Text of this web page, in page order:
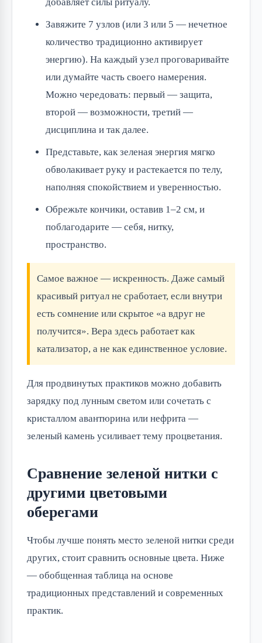
Завяжите 7 узлов (или 3 или 5 — нечетное
количество традиционно активирует
энергию). На каждый узел проговаривайте
или думайте часть своего намерения.
Можно чередовать: первый — защита,
второй — возможности, третий —
дисциплина и так далее.
Представьте, как зеленая энергия мягко
обволакивает руку и растекается по телу,
наполняя спокойствием и уверенностью.
Обрежьте кончики, оставив 1–2 см, и
поблагодарите — себя, нитку,
пространство.
Самое важное — искренность. Даже самый
красивый ритуал не сработает, если внутри
есть сомнение или скрытое «а вдруг не
получится». Вера здесь работает как
катализатор, а не как единственное условие.
Для продвинутых практиков можно добавить
зарядку под лунным светом или сочетать с
кристаллом авантюрина или нефрита —
зеленый камень усиливает тему процветания.
Сравнение зеленой нитки с
другими цветовыми
оберегами
Чтобы лучше понять место зеленой нитки среди
других, стоит сравнить основные цвета. Ниже
— обобщенная таблица на основе
традиционных представлений и современных
практик.